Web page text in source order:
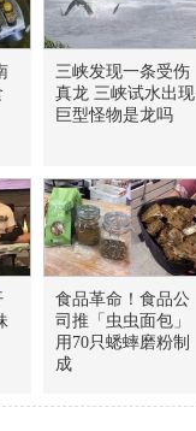
三峡发现一条受伤
真龙 三峡试水出现
巨型怪物是龙吗
食品革命！食品公
司推「虫虫面包」
用70只蟋蟀磨粉制
成